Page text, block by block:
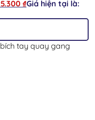
₫Giá hiện tại là:
tay quay gang